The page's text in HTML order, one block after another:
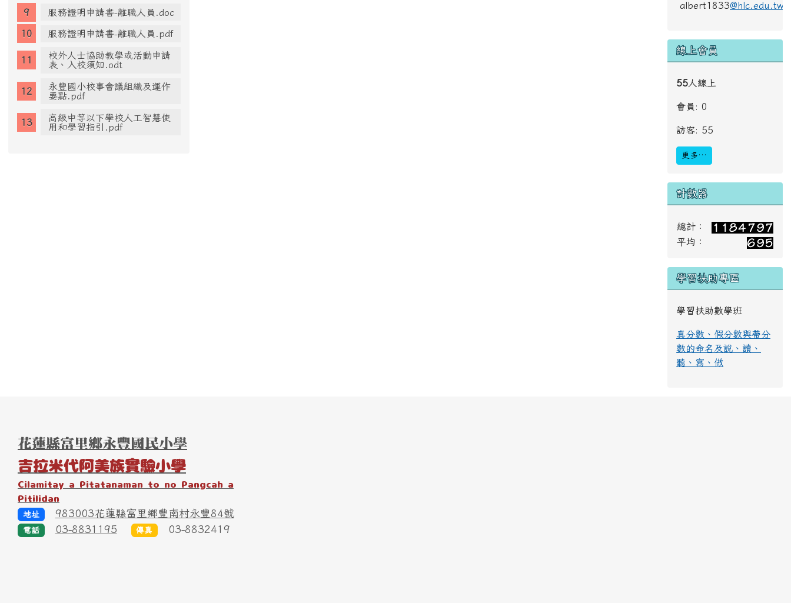
服務證明申請書-離職人員.doc
服務證明申請書-離職人員.pdf
校外人士協助教學或活動申請
表、入校須知.odt
永豐國小校事會議組織及運作
要點.pdf
高級中等以下學校人工智慧使
用和學習指引.pdf
albert1833@hlc.edu.tw
線上會員
55人線上
會員: 0
訪客: 55
更多…
計數器
總計：
平均：
學習扶助專區
學習扶助數學班
真分數、假分數與帶分
數的命名及說、讀、
聽、寫、做
頁尾區域內容
花蓮縣富里鄉永豐國民小學
吉拉米代阿美族實驗小學
Cilamitay a Pitatanaman to no Pangcah a
Pitilidan
地址 983003花蓮縣富里鄉豐南村永豐84號
電話 03-8831195 傳真 03-8832419